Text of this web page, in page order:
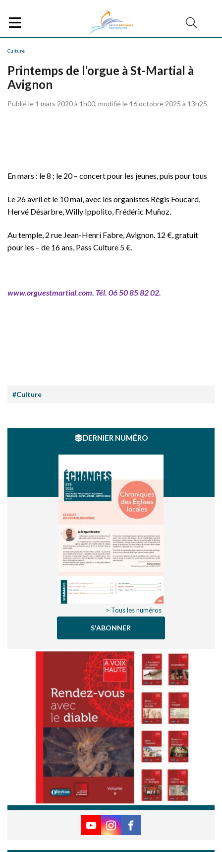
Culture
Printemps de l’orgue à St-Martial à
Avignon
Publié le 1 mars 2020 à 1h00, modifié le 16 octobre 2025 à 13h25
En mars : le 8 ; le 20 – concert pour les jeunes, puis pour tous
Le 26 avril et le 10 mai, avec les organistes Régis Foucard,
Hervé Désarbre, Willy Ippolito, Frédéric Muñoz.
Au temple, 2 rue Jean-Henri Fabre, Avignon. 12 €, gratuit
pour les – de 16 ans, Pass Culture 5 €.
www.orguestmartial.com. Tél. 06 50 85 82 02.
#Culture
DERNIER NUMÉRO
> Tous les numéros
S'ABONNER